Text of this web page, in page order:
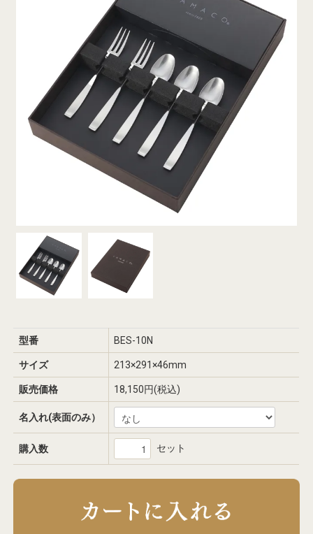
型番 BES-10N
サイズ 213×291×46mm
販売価格 18,150円(税込)
名入れ(表面のみ）
購入数 セット